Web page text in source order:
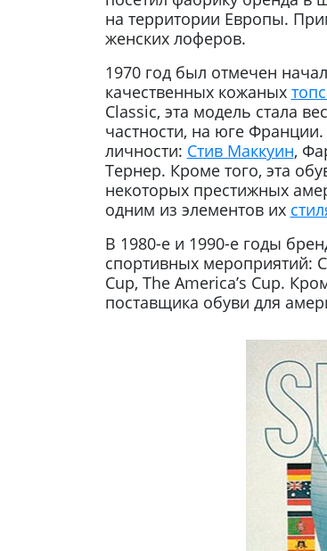
на территории Европы.
женских лоферов.
1970 год был отмечен
качественных кожаных
Classic, эта модель стала
частности, на юге
личности: Стив Маккуин,
Тернер. Кроме того, эта
некоторых престижных
одним из элементов их
В 1980-е и 1990-е годы
спортивных мероприятий:
Cup, The America’s Cup.
поставщика обуви для